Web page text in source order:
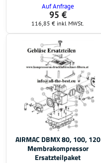
Auf Anfrage
95 €
116,85 € inkl MWSt.
AIRMAC DBMX 80, 100, 120
Membrakompressor
Ersatzteilpaket